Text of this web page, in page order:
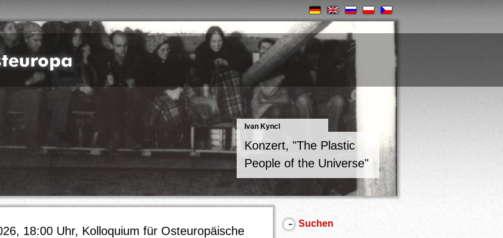
Ivan Kyncl
Konzert, "The Plastic
People of the Universe"
Suchen
18:00 Uhr, Kolloquium für Osteuropäische